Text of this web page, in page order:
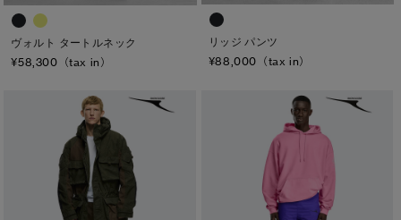
ヴォルト タートルネック
¥58,300（tax in）
リッジ パンツ
¥88,000（tax in）